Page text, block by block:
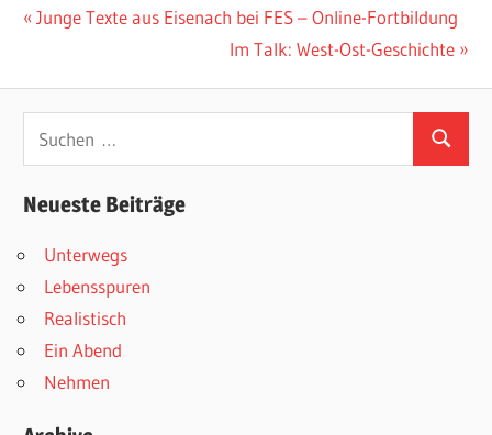
Beitragsnavigation
Vorheriger
Junge Texte aus Eisenach bei FES – Online-Fortbildung
Nächster
Im Talk: West-Ost-Geschichte
Suchen
Neueste Beiträge
Unterwegs
Lebensspuren
Realistisch
Ein Abend
Nehmen